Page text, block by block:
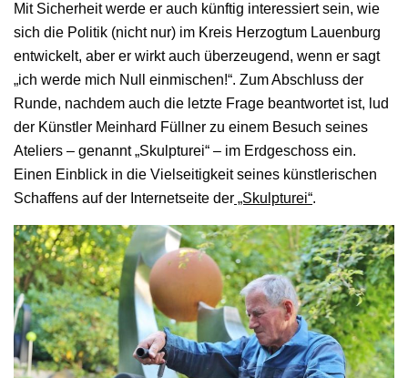
Mit Sicherheit werde er auch künftig interessiert sein, wie
sich die Politik (nicht nur) im Kreis Herzogtum Lauenburg
entwickelt, aber er wirkt auch überzeugend, wenn er sagt
„ich werde mich Null einmischen!“. Zum Abschluss der
Runde, nachdem auch die letzte Frage beantwortet ist, lud
der Künstler Meinhard Füllner zu einem Besuch seines
Ateliers – genannt „Skulpturei“ – im Erdgeschoss ein.
Einen Einblick in die Vielseitigkeit seines künstlerischen
Schaffens auf der Internetseite der „Skulpturei“.